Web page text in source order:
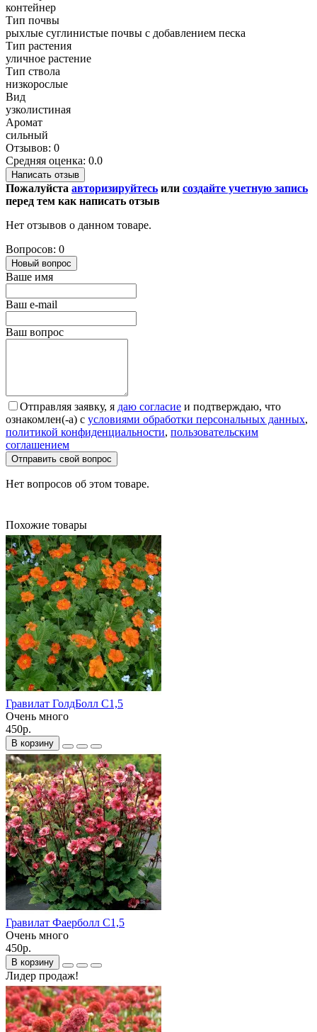
контейнер
Тип почвы
рыхлые суглинистые почвы с добавлением песка
Тип растения
уличное растение
Тип ствола
низкорослые
Вид
узколистиная
Аромат
сильный
Отзывов: 0
Средняя оценка: 0.0
Написать отзыв
Пожалуйста авторизируйтесь или создайте учетную запись
перед тем как написать отзыв
Нет отзывов о данном товаре.
Вопросов: 0
Новый вопрос
Ваше имя
Ваш e-mail
Ваш вопрос
Отправляя заявку, я даю согласие и подтверждаю, что
ознакомлен(-а) с условиями обработки персональных данных,
политикой конфиденциальности, пользовательским
соглашением
Отправить свой вопрос
Нет вопросов об этом товаре.
Похожие товары
Гравилат ГолдБолл С1,5
Очень много
450р.
В корзину
Гравилат Фаерболл С1,5
Очень много
450р.
В корзину
Лидер продаж!